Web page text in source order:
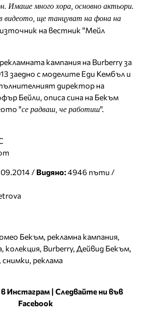
Имаше много хора, основно актьори.
видеото, ще танцуват на фона на
източник на вестник "Мейл
кампания на Burberry за
заедно с моделите Еди Кембъл и
директор на
Бейли, описа сина на Бекъм
"се радваш, че работиш".
/ Видяно:4946 пъти /
Бекъм рекламна кампания
колекция Burberry, Дейвид Бекъм
снимки реклама
Инстаграм | Следвайте ни във
Facebook